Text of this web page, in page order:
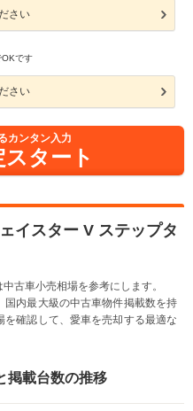
さい
です
さい
カンタン入力
タート
イスター V ステップタ
古車小売相場を参考にします。
内最大級の中古車物件掲載数を持
確認して、愛車を売却する最適な
掲載台数の推移